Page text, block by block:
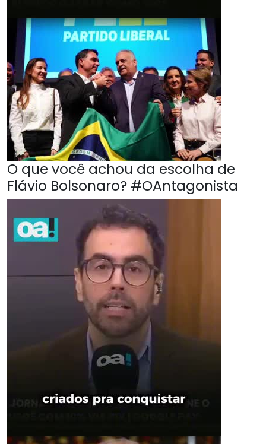
O que você achou da escolha de
Flávio Bolsonaro? #OAntagonista